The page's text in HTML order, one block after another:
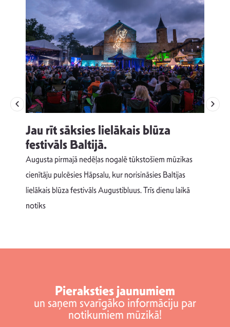
Jau rīt sāksies lielākais blūza
festivāls Baltijā.
Augusta pirmajā nedēļas nogalē tūkstošiem mūzikas
cienītāju pulcēsies Hāpsalu, kur norisināsies Baltijas
lielākais blūza festivāls Augustibluus. Trīs dienu laikā
notiks
Pieraksties jaunumiem
un saņem svarīgāko informāciju par
notikumiem mūzikā!